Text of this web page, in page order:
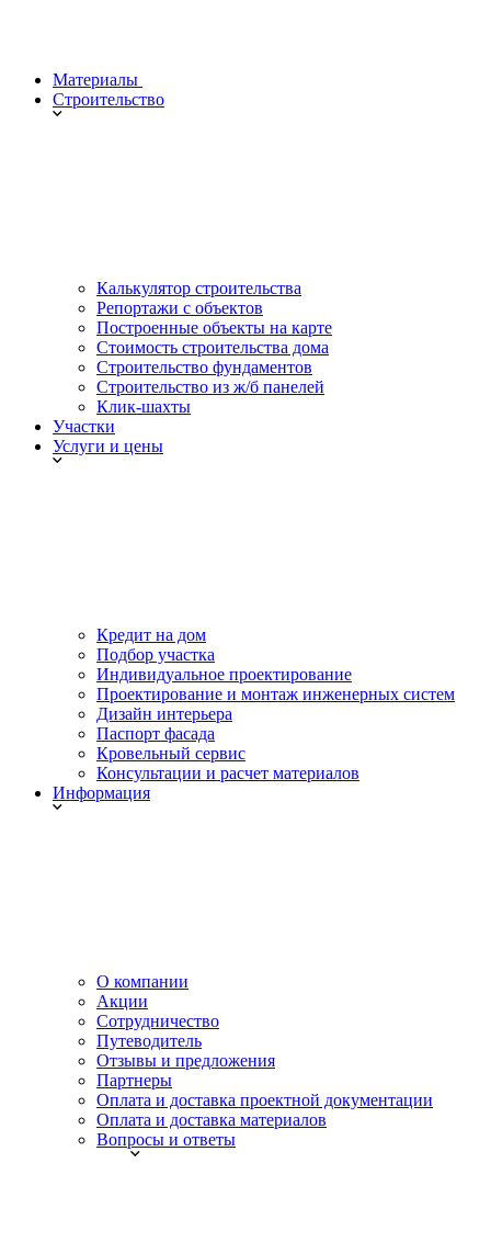
Материалы
Строительство
Калькулятор строительства
Репортажи с объектов
Построенные объекты на карте
Стоимость строительства дома
Строительство фундаментов
Строительство из ж/б панелей
Клик-шахты
Участки
Услуги и цены
Кредит на дом
Подбор участка
Индивидуальное проектирование
Проектирование и монтаж инженерных систем
Дизайн интерьера
Паспорт фасада
Кровельный сервис
Консультации и расчет материалов
Информация
О компании
Акции
Сотрудничество
Путеводитель
Отзывы и предложения
Партнеры
Оплата и доставка проектной документации
Оплата и доставка материалов
Вопросы и ответы